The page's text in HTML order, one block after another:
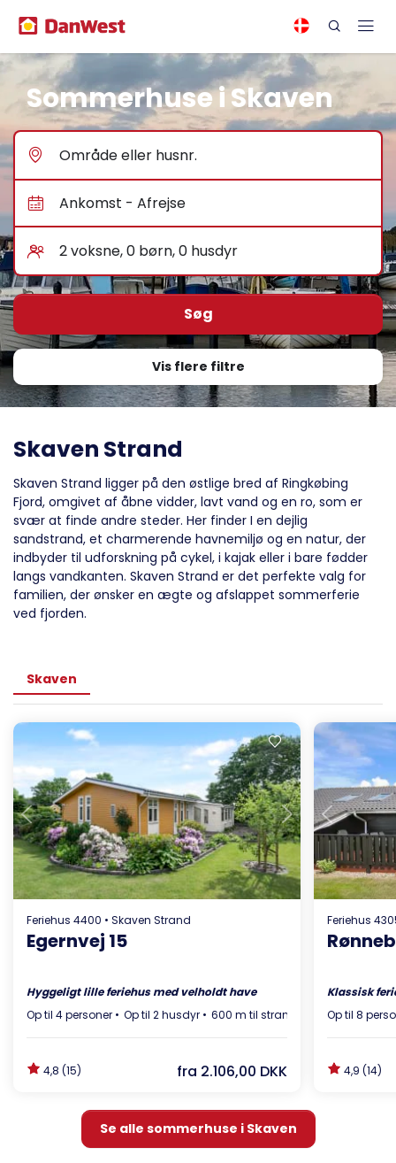
Sommerhuse i Skaven
Vis flere filtre
Skaven Strand
Skaven Strand ligger på den østlige bred af Ringkøbing
Fjord, omgivet af åbne vidder, lavt vand og en ro, som er
svær at finde andre steder. Her finder I en dejlig
sandstrand, et charmerende havnemiljø og en natur, der
indbyder til udforskning på cykel, i kajak eller i bare fødder
langs vandkanten. Skaven Strand er det perfekte valg for
familien, der ønsker en ægte og afslappet sommerferie
ved fjorden.
Skaven
Indlæser...
Feriehus 4400 • Skaven Strand
Egernvej 15
Hyggeligt lille feriehus med velholdt have
Op til 4 personer
Op til 2 husdyr 600 m til strand Gratis Wi-Fi
4,8 (15) fra 2.106,00 DKK
Feriehus
Klassisk
Op til 8
4,9 (14)
Se alle sommerhuse i Skaven